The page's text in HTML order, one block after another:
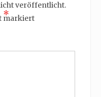
veröffentlicht.
*
markiert